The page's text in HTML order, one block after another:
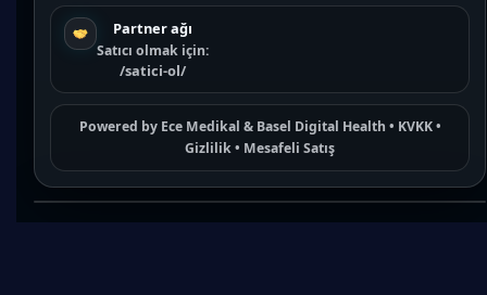
Partner ağı
Satıcı olmak için:
/satici-ol/
Powered by Ece Medikal & Basel Digital Health • KVKK•
Gizlilik• Mesafeli Satış